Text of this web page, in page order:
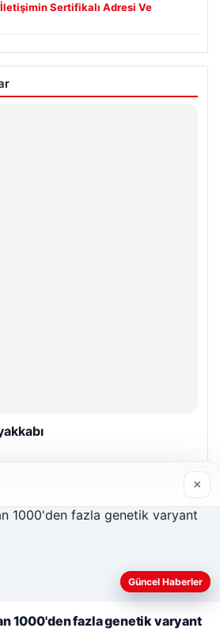
Sertifikalı Adresi Ve
daha iyi anlayabilmek,
×
Güncel Haberler
1000'den fazla genetik varyant
lemagrup.com.tr